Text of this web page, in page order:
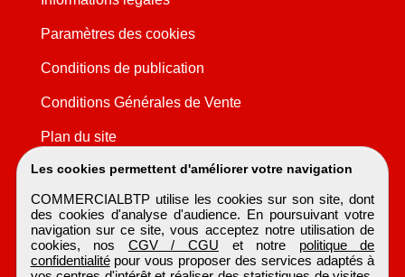
Les cookies permettent d'améliorer votre navigation
COMMERCIALBTP utilise les cookies sur son site, dont
des cookies d'analyse d'audience. En poursuivant votre
navigation sur ce site, vous acceptez notre utilisation de
cookies, nos CGV / CGU et notre politique de
confidentialitépour vous proposer des services adaptés à
Paramètres des cookies
Conditions de publication
Conditions Générales de Vente
Plan du site